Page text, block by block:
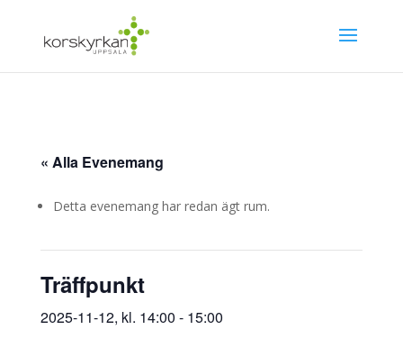
« Alla Evenemang
Detta evenemang har redan ägt rum.
Träffpunkt
2025-11-12, kl. 14:00 - 15:00